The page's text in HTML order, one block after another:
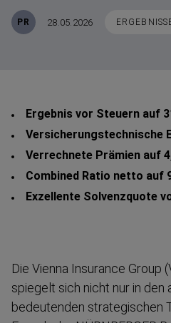
PR Veröffentlicht
28.05.2026
Ergebnis vor Steuern auf
Versiche­rungs­tech­nische
Verrechnete Prämien auf
Combined Ratio netto auf
Exzellente Solvenzquote
Die Vienna Insurance Group
spiegelt sich nicht nur in den
bedeutenden strate­gischen